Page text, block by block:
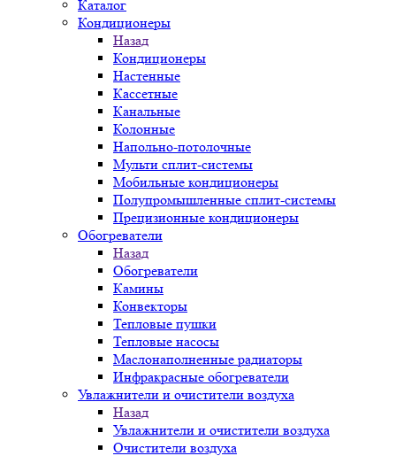
Каталог
Кондиционеры
Назад
Кондиционеры
Настенные
Кассетные
Канальные
Колонные
Напольно-потолочные
Мульти сплит-системы
Мобильные кондиционеры
Полупромышленные сплит-системы
Прецизионные кондиционеры
Обогреватели
Назад
Обогреватели
Камины
Конвекторы
Тепловые пушки
Тепловые насосы
Маслонаполненные радиаторы
Инфракрасные обогреватели
Увлажнители и очистители воздуха
Назад
Увлажнители и очистители воздуха
Очистители воздуха